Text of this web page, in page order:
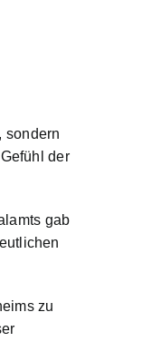
sondern
der
gab
zu